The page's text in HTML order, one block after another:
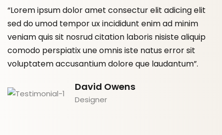
“Lorem ipsum dolor amet consectur elit adicing elit
sed do umod tempor ux incididunt enim ad minim
veniam quis sit nosrud citation laboris nisiste aliquip
comodo perspiatix une omnis iste natus error sit
voluptatem accusantium dolore que laudantum”.
David Owens
Designer